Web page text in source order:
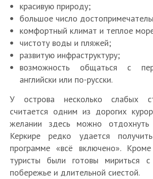
красивую природу;
большое число
комфортный климат и теплое
чистоту воды и пляжей;
развитую инфраструктуру;
возможность общаться с
английски или по-русски.
У острова несколько слабых
считается одним из дорогих
желании здесь можно
Керкире редко удается
программе «всё включено».
туристы были готовы мириться
побережье и длительной сиестой.